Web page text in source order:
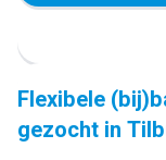
Flexibele
gezocht in